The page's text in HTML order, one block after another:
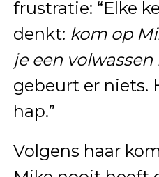
frustratie: “Elke
denkt: kom op
je een
gebeurt er niets.
hap.”
Volgens haar